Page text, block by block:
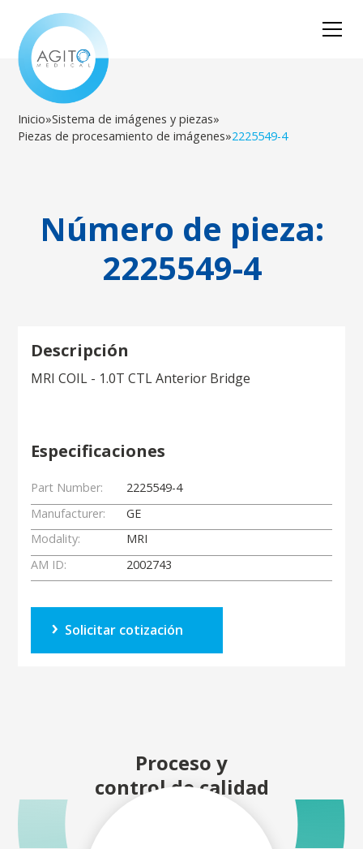
Inicio»Sistema de imágenes y piezas»
Piezas de procesamiento de imágenes»2225549-4
Número de pieza:
2225549-4
Descripción
MRI COIL - 1.0T CTL Anterior Bridge
Especificaciones
Part Number:
2225549-4
Manufacturer:
GE
Modality:
MRI
AM ID:
2002743
Solicitar cotización
Proceso y
control de calidad